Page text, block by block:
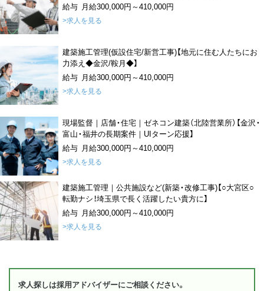
給与 月給300,000円～410,000円
>求人を見る
建築施工管理(仮設住宅/新営工事)【地元に住む人たちにお
力添え◆金沢/鞍月◆】
給与 月給300,000円～410,000円
>求人を見る
現場監督｜店舗・住宅｜ゼネコン建築（北陸営業所）【金沢・
富山・福井の長期案件｜UIターン応援】
給与 月給300,000円～410,000円
>求人を見る
建築施工管理｜公共施設など(新築・改修工事)【○大宮区○
転勤ナシ！埼玉県で長く活躍したい貴方に】
給与 月給300,000円～410,000円
>求人を見る
求人探しは採用アドバイザーにご相談ください。